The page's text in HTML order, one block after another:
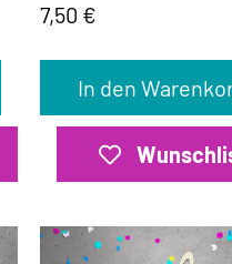
7,50 €
In den